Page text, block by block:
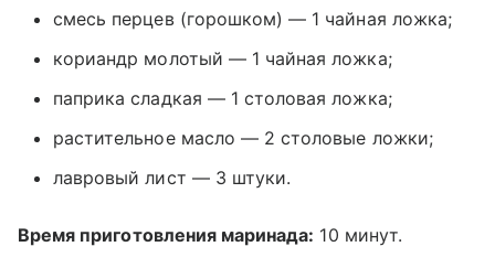
смесь перцев (горошком) — 1 чайная ложка;
кориандр молотый — 1 чайная ложка;
паприка сладкая — 1 столовая ложка;
растительное масло — 2 столовые ложки;
лавровый лист — 3 штуки.
Время приготовления маринада: 10 минут.